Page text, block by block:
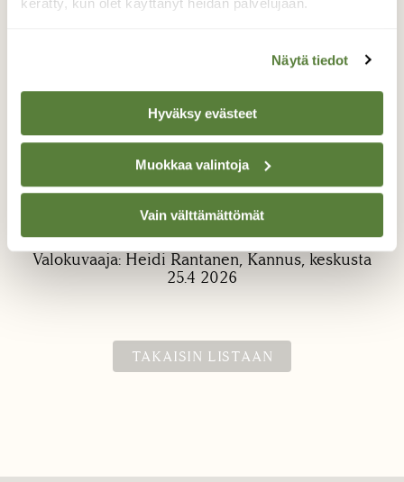
Näytä tiedot
Hyväksy evästeet
Muokkaa valintoja
Vain välttämättömät
Merkitty Lokki
keskustassa
Valokuvaaja: Heidi Rantanen, Kannus, keskusta
25.4 2026
TAKAISIN LISTAAN